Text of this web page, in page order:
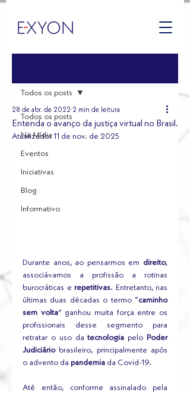
Todos os posts
Na Mídia
Eventos
Iniciativas
Blog
Informativo
Todos os posts
Entenda o avanço da justiça virtual no Brasil.
28 de abr. de 2022 2 min de leitura
Atualizado: 11 de nov. de 2025
Durante anos, ao pensarmos em direito,
associávamos a profissão a rotinas
burocráticas e repetitivas. Entretanto, nas
últimas duas décadas o termo “caminho
sem volta” ganhou muita força entre os
profissionais desse segmento para
retratar o uso da tecnologia pelo Poder
Judiciário brasileiro, principalmente após
o advento da pandemia da Covid-19.
Até então, conforme assinalado pela